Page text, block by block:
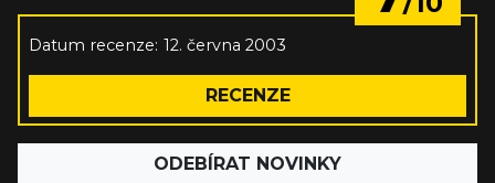
Datum recenze: 12. června 2003
RECENZE
ODEBÍRAT NOVINKY